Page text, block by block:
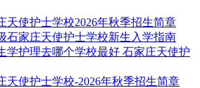
天使护士学校2026年秋季招生简章
石家庄天使护士学校新生入学指南
学护理去哪个学校最好 石家庄天使护
天使护士学校-2026年秋季招生简章